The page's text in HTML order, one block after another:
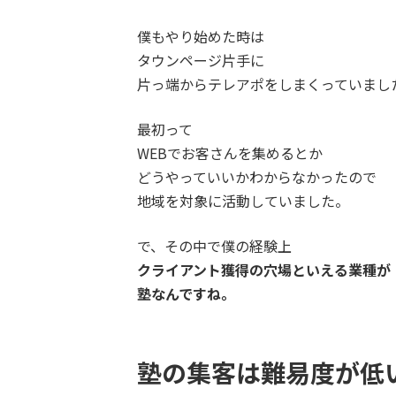
僕もやり始めた時は
タウンページ片手に
片っ端からテレアポをしまくっていまし
最初って
WEBでお客さんを集めるとか
どうやっていいかわからなかったので
地域を対象に活動していました。
で、その中で僕の経験上
クライアント獲得の穴場といえる業種が
塾なんですね。
塾の集客は難易度が低